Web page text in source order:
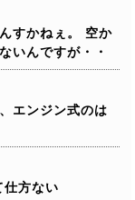
すかねぇ。
空か
いんですが・・
エンジン式のは
仕方ない